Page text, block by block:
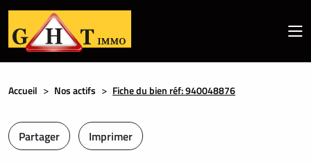
Accueil Nos actifs Fiche du bien réf: 940048876
Partager Imprimer